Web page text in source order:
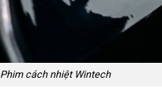
Phim cách nhiệt Wintech